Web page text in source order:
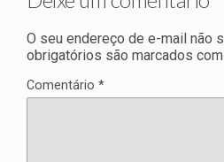
O seu endereço de e-mail não
obrigatórios são marcados com
Comentário *